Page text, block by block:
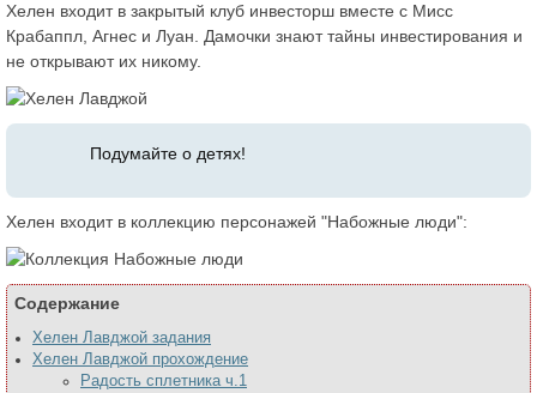
Хелен входит в закрытый клуб инвесторш вместе с Мисс
Крабаппл, Агнес и Луан. Дамочки знают тайны инвестирования и
не открывают их никому.
Подумайте о детях!
Хелен входит в коллекцию персонажей "Набожные люди":
Содержание
Хелен Лавджой задания
Хелен Лавджой прохождение
Радость сплетника ч.1